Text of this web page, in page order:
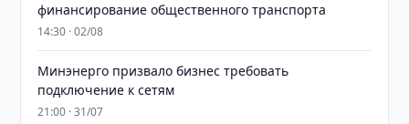
финансирование общественного транспорта
14:30 · 02/08
Минэнерго призвало бизнес требовать
подключение к сетям
21:00 · 31/07